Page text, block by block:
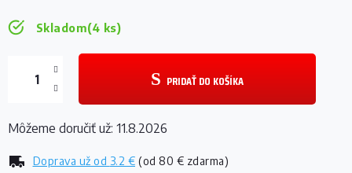
Skladom(4 ks)
Doprava už od 3.2 € (od 80 € zdarma)
PRIDAŤ DO KOŠÍKA
Môžeme doručiť už: 11.8.2026